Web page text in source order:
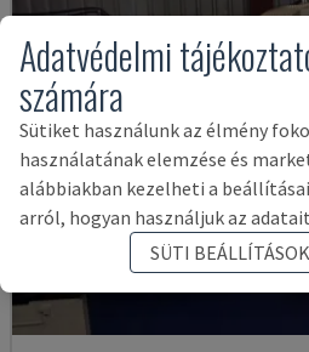
Adatvédelmi
számára
Sütiket használunk az élmény
használatának elemzése és
alábbiakban kezelheti a
arról, hogyan használjuk az
SÜTI BEÁLLÍTÁSOK